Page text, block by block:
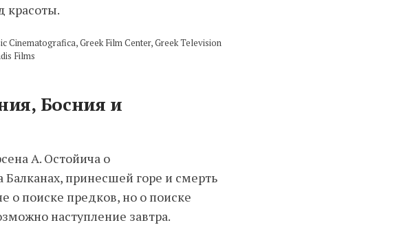
красоты.
Greek Film Center, Greek Television
Films
Босния и
А. Остойича о
Балканах, принесшей горе и смерть
о поиске предков, но о поиске
наступление завтра.